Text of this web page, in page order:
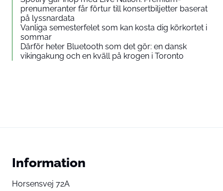
prenumeranter får förtur till konsertbiljetter baserat
på lyssnardata
Vanliga semesterfelet som kan kosta dig körkortet i
sommar
Därför heter Bluetooth som det gör: en dansk
vikingakung och en kväll på krogen i Toronto
Information
Horsensvej 72A